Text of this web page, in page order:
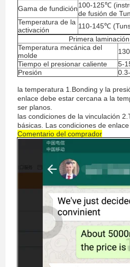
Gama de fundición100-125℃
de fusión de
Temperatura de la
activación
110-145℃
Primera laminación
Temperatura mecánica del
molde
Tiempo el presionar caliente
5-
Presión
la temperatura 1.Bonding y la
enlace debe estar cercana a la
ser planos.
las condiciones de la vinculación
básicas. Las condiciones de
Comentario del comprador